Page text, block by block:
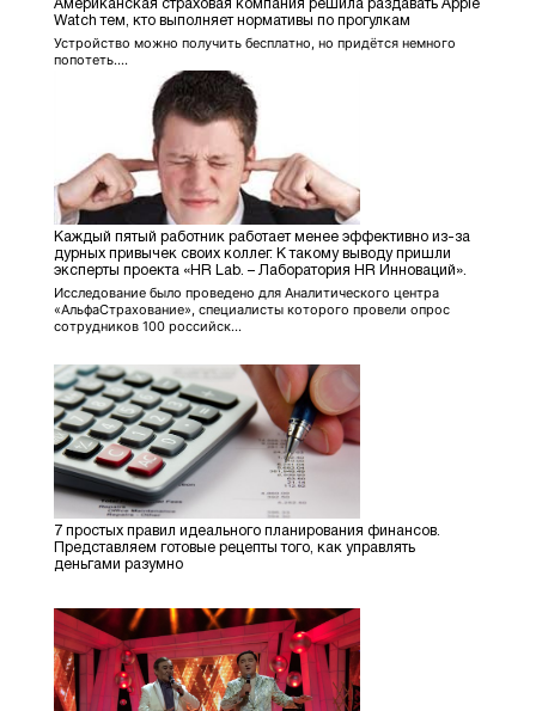
Американская страховая компания решила раздавать Apple
Watch тем, кто выполняет нормативы по прогулкам
Устройство можно получить бесплатно, но придётся немного
попотеть....
Каждый пятый работник работает менее эффективно из-за
дурных привычек своих коллег. К такому выводу пришли
эксперты проекта «HR Lab. – Лаборатория HR Инноваций».
Исследование было проведено для Аналитического центра
«АльфаСтрахование», специалисты которого провели опрос
сотрудников 100 российск...
7 простых правил идеального планирования финансов.
Представляем готовые рецепты того, как управлять
деньгами разумно